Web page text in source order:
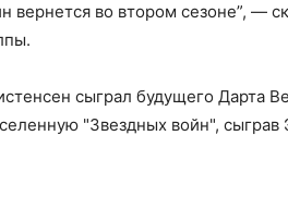
вернется во втором сезоне”, —
сыграл будущего Дарта
"Звездных войн", сыграв